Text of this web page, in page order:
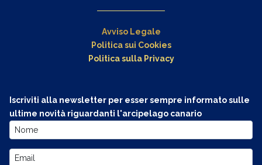
Avviso Legale
Politica sui Cookies
Politica sulla Privacy
Iscriviti alla newsletter per esser sempre informato sulle
ultime novità riguardanti l'arcipelago canario